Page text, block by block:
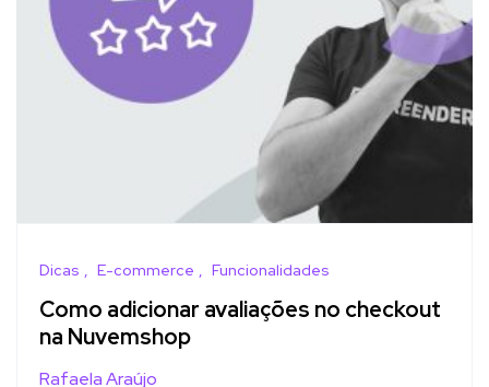
Dicas E-commerce Funcionalidades
Como adicionar avaliações no checkout
na Nuvemshop
Rafaela Araújo